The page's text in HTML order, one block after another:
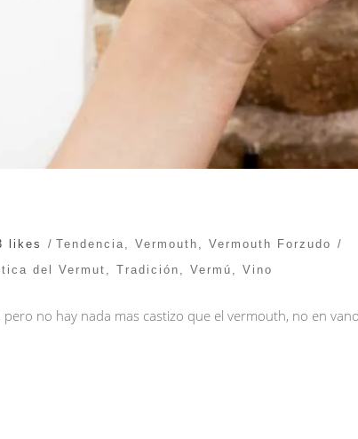
likes Tendencia, Vermouth , Vermouth Forzudo
del Vermut , Tradición , Vermú , Vino
no hay nada mas castizo que el vermouth, no en